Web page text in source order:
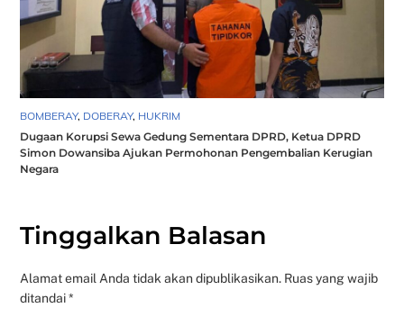
BOMBERAY, DOBERAY, HUKRIM
Dugaan Korupsi Sewa Gedung Sementara DPRD, Ketua DPRD
Simon Dowansiba Ajukan Permohonan Pengembalian Kerugian
Negara
Tinggalkan Balasan
Alamat email Anda tidak akan dipublikasikan. Ruas yang wajib
ditandai*